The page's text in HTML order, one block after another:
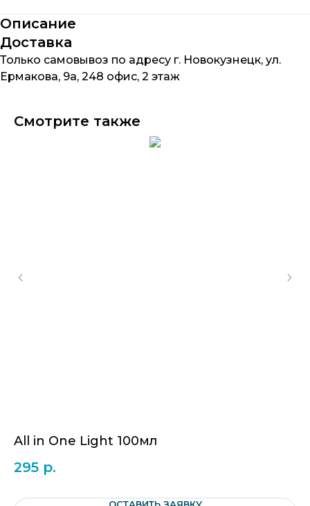
Описание
Доставка
Только самовывоз по адресу г. Новокузнецк, ул.
Ермакова, 9а, 248 офис, 2 этаж
Смотрите также
All in One Light 100мл
295 р.